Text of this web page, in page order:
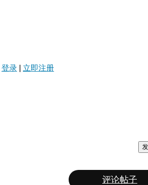
登录 立即注册
评论帖子